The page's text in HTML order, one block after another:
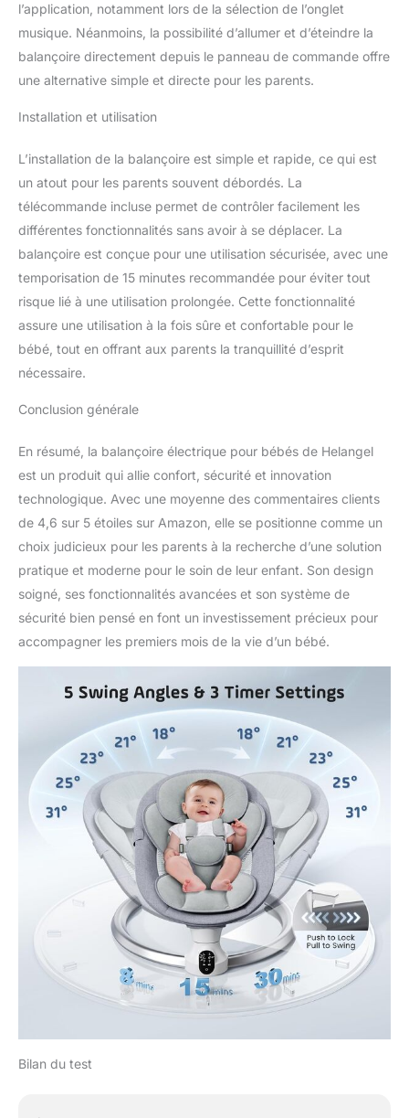
l’application, notamment lors de la sélection de l’onglet
musique. Néanmoins, la possibilité d’allumer et d’éteindre la
balançoire directement depuis le panneau de commande offre
une alternative simple et directe pour les parents.
Installation et utilisation
L’installation de la balançoire est simple et rapide, ce qui est
un atout pour les parents souvent débordés. La
télécommande incluse permet de contrôler facilement les
différentes fonctionnalités sans avoir à se déplacer. La
balançoire est conçue pour une utilisation sécurisée, avec une
temporisation de 15 minutes recommandée pour éviter tout
risque lié à une utilisation prolongée. Cette fonctionnalité
assure une utilisation à la fois sûre et confortable pour le
bébé, tout en offrant aux parents la tranquillité d’esprit
nécessaire.
Conclusion générale
En résumé, la balançoire électrique pour bébés de Helangel
est un produit qui allie confort, sécurité et innovation
technologique. Avec une moyenne des commentaires clients
de 4,6 sur 5 étoiles sur Amazon, elle se positionne comme un
choix judicieux pour les parents à la recherche d’une solution
pratique et moderne pour le soin de leur enfant. Son design
soigné, ses fonctionnalités avancées et son système de
sécurité bien pensé en font un investissement précieux pour
accompagner les premiers mois de la vie d’un bébé.
Bilan du test